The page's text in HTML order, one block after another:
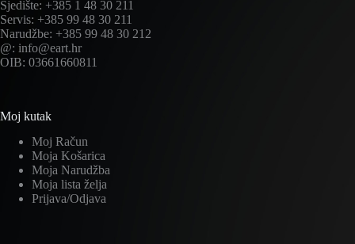
Sjedište: +385 1 48 30 211
Servis: +385 99 48 30 211
Narudžbe: +385 99 48 30 212
@: info@eart.hr
OIB: 03661660811
Moj kutak
Moj Račun
Moja Košarica
Moja Narudžba
Moja lista želja
Prijava/Odjava